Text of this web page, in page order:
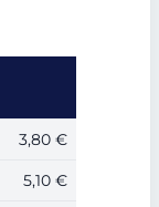
3,80 €
5,10 €